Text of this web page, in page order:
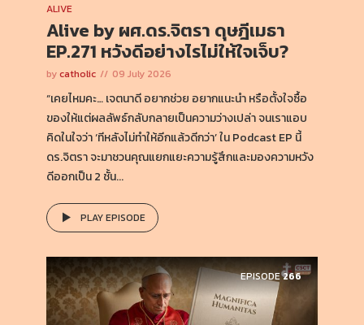
ALIVE
Alive by ผศ.ดร.จิตรา ดุษฎีเมธา
EP.271 หวังดีอย่างไรไม่ให้ใจเจ็บ?
bycatholic 09 July 2026
“เคยไหมคะ… เจตนาดี อยากช่วย อยากแนะนำ หรือตั้งใจซื้อ
ของให้แต่ผลลัพธ์กลับกลายเป็นความว่างเปล่า จนเราแอบ
คิดในใจว่า ‘ทีหลังไม่ทำให้อีกแล้วดีกว่า’ ใน Podcast EP นี้
ดร.จิตรา จะมาชวนคุณแยกแยะความรู้สึกและมองความหวัง
ดีออกเป็น 2 ชั้น...
PLAY EPISODE
EPISODE266